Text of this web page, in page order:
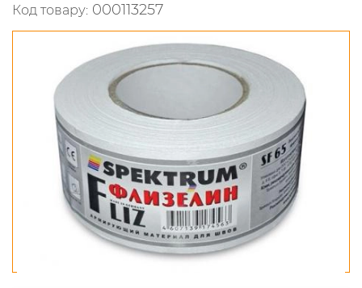
Код товару: 000113257